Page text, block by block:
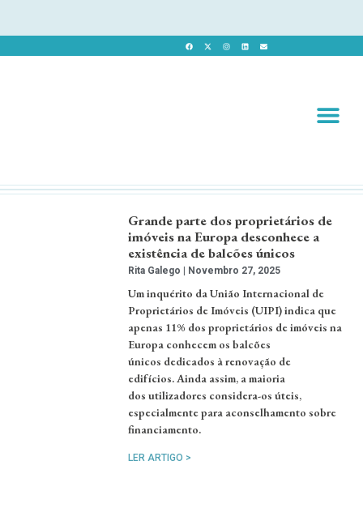
Grande parte dos proprietários de
imóveis na Europa desconhece a
existência de balcões únicos
Rita Galego Novembro 27, 2025
Um inquérito da União Internacional de
Proprietários de Imóveis (UIPI) indica que
apenas 11% dos proprietários de imóveis na
Europa conhecem os balcões
únicos dedicados à renovação de
edifícios. Ainda assim, a maioria
dos utilizadores considera-os úteis,
especialmente para aconselhamento sobre
financiamento.
LER ARTIGO >